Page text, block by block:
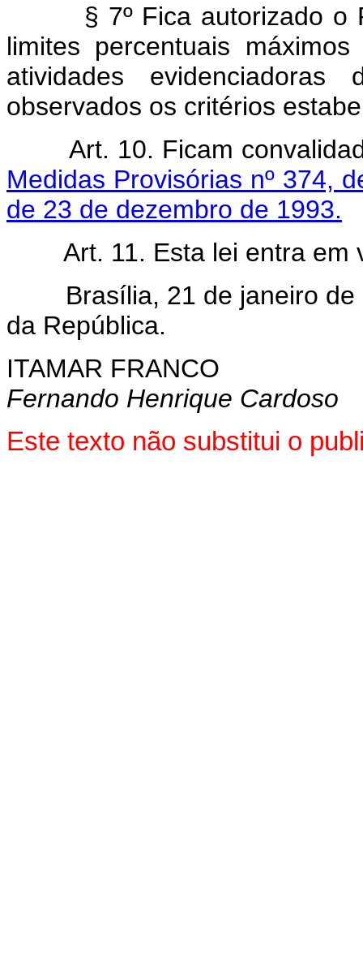
§ 7º Fica autorizado o
limites percentuais
atividades
observados os critérios
Art. 10. Ficam
Medidas Provisórias nº 374,
de 23 de dezembro de 1993.
Art. 11. Esta lei entra em
Brasília, 21 de janeiro de
da República.
ITAMAR FRANCO
Fernando Henrique Cardoso
Este texto não substitui o